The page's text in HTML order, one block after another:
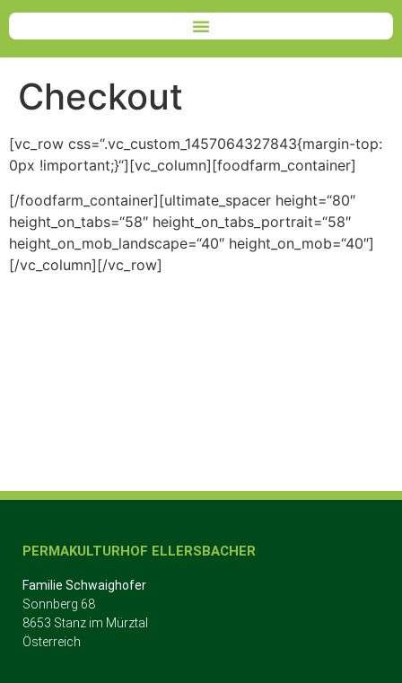
Checkout
[vc_row css=“.vc_custom_1457064327843{margin-top:
0px !important;}“][vc_column][foodfarm_container]
[/foodfarm_container][ultimate_spacer height=“80″
height_on_tabs=“58″ height_on_tabs_portrait=“58″
height_on_mob_landscape=“40″ height_on_mob=“40″]
[/vc_column][/vc_row]
PERMAKULTURHOF ELLERSBACHER
Familie Schwaighofer
Sonnberg 68
8653 Stanz im Mürztal
Österreich